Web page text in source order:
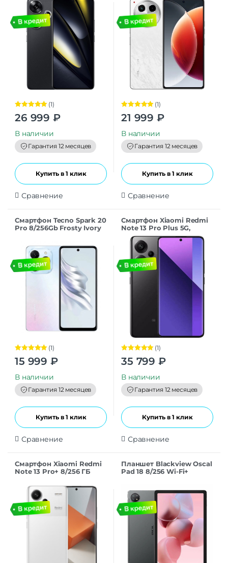
Оценка5.00
из 5
(1)
26 999 ₽
В наличии
Гарантия 12 месяцев
Купить в 1 клик
Сравнение
Оценка 5.00
из 5
(1)
21 999 ₽
В наличии
Гарантия 12 месяцев
Купить в 1 клик
Сравнение
Смартфон Tecno Spark 20
Pro 8/256Gb Frosty Ivory
Оценка 5.00
из 5
(1)
15 999 ₽
В наличии
Гарантия 12 месяцев
Купить в 1 клик
Сравнение
Смартфон Xiaomi Redmi
Note 13 Pro Plus 5G,
8/256Gb Global, Midnight
Black
Оценка5.00
из 5
(1)
35 799 ₽
В наличии
Гарантия 12 месяцев
Купить в 1 клик
Сравнение
Смартфон Xiaomi Redmi
Note 13 Pro+ 8/256 ГБ
eSIM, moonlight white
Планшет Blackview Oscal
Pad 18 8/256 Wi-Fi+